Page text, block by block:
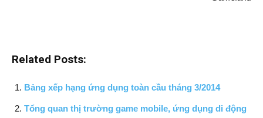
Related Posts:
Bảng xếp hạng ứng dụng toàn cầu tháng 3/2014
Tổng quan thị trường game mobile, ứng dụng di động